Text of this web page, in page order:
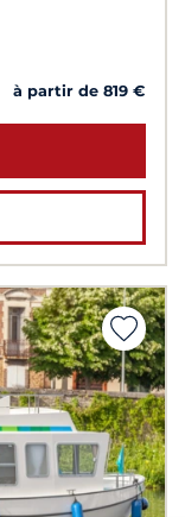
à partir de 819 €